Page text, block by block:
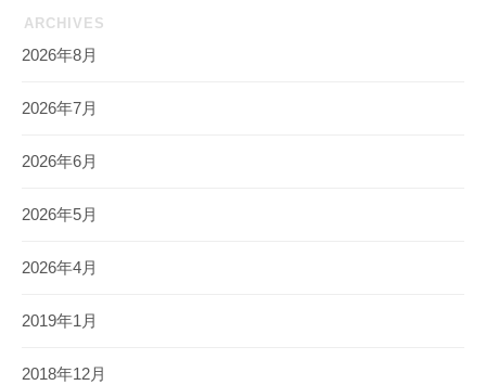
ARCHIVES
2026年8月
2026年7月
2026年6月
2026年5月
2026年4月
2019年1月
2018年12月